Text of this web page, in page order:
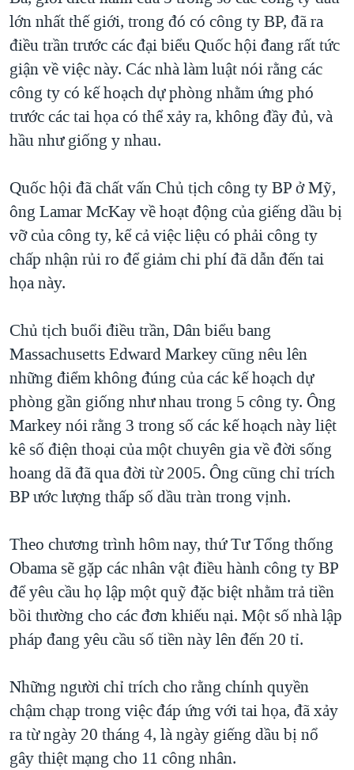
lớn nhất thế giới, trong đó có công ty BP, đã ra
điều trần trước các đại biểu Quốc hội đang rất tức
giận về việc này. Các nhà làm luật nói rằng các
công ty có kế hoạch dự phòng nhằm ứng phó
trước các tai họa có thể xảy ra, không đầy đủ, và
hầu như giống y nhau.
Quốc hội đã chất vấn Chủ tịch công ty BP ở Mỹ,
ông Lamar McKay về hoạt động của giếng dầu bị
vỡ của công ty, kể cả việc liệu có phải công ty
chấp nhận rủi ro để giảm chi phí đã dẫn đến tai
họa này.
Chủ tịch buổi điều trần, Dân biểu bang
Massachusetts Edward Markey cũng nêu lên
những điểm không đúng của các kế hoạch dự
phòng gần giống như nhau trong 5 công ty. Ông
Markey nói rằng 3 trong số các kế hoạch này liệt
kê số điện thoại của một chuyên gia về đời sống
hoang dã đã qua đời từ 2005. Ông cũng chỉ trích
BP ước lượng thấp số dầu tràn trong vịnh.
Theo chương trình hôm nay, thứ Tư Tổng thống
Obama sẽ gặp các nhân vật điều hành công ty BP
để yêu cầu họ lập một quỹ đặc biệt nhằm trả tiền
bồi thường cho các đơn khiếu nại. Một số nhà lập
pháp đang yêu cầu số tiền này lên đến 20 tỉ.
Những người chỉ trích cho rằng chính quyền
chậm chạp trong việc đáp ứng với tai họa, đã xảy
ra từ ngày 20 tháng 4, là ngày giếng dầu bị nổ
gây thiệt mạng cho 11 công nhân.